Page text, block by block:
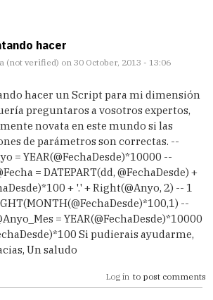
hacer
(not verified) on 30 October, 2013 - 13:06
hacer un Script para mi dimensión
preguntaros a vosotros expertos,
novata en este mundo si las
de parámetros son correctas. --
= YEAR(@FechaDesde)*10000 --
= DATEPART(dd, @FechaDesde) +
+ '.' + Right(@Anyo, 2) -- 1
--
= YEAR(@FechaDesde)*10000
Si pudierais ayudarme,
Un saludo
Log in to post comments